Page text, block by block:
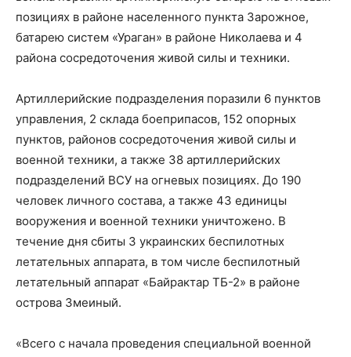
позициях в районе населенного пункта Зарожное,
батарею систем «Ураган» в районе Николаева и 4
района сосредоточения живой силы и техники.
Артиллерийские подразделения поразили 6 пунктов
управления, 2 склада боеприпасов, 152 опорных
пунктов, районов сосредоточения живой силы и
военной техники, а также 38 артиллерийских
подразделений ВСУ на огневых позициях. До 190
человек личного состава, а также 43 единицы
вооружения и военной техники уничтожено. В
течение дня сбиты 3 украинских беспилотных
летательных аппарата, в том числе беспилотный
летательный аппарат «Байрактар ТБ-2» в районе
острова Змеиный.
«Всего с начала проведения специальной военной